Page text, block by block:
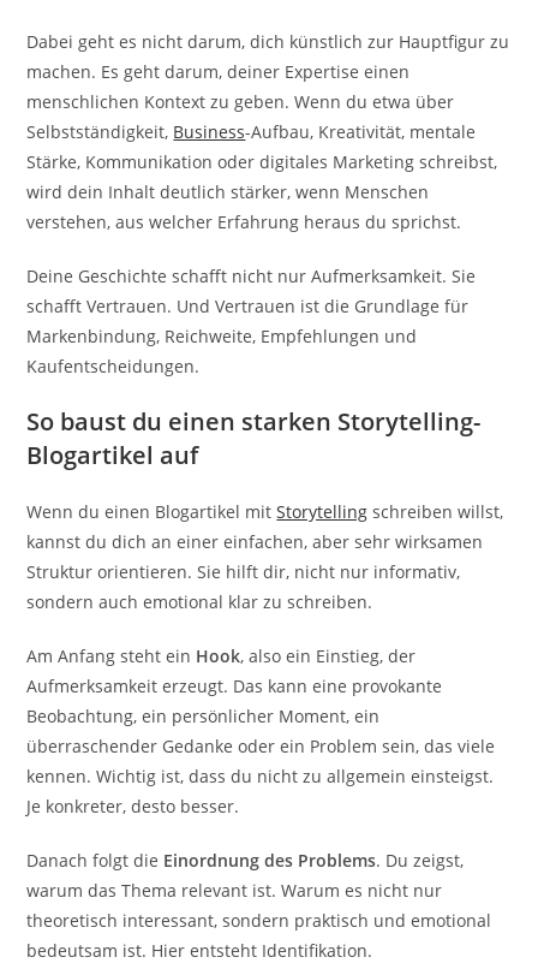
Dabei geht es nicht darum, dich künstlich zur Hauptfigur zu
machen. Es geht darum, deiner Expertise einen
menschlichen Kontext zu geben. Wenn du etwa über
Selbstständigkeit, Business-Aufbau, Kreativität, mentale
Stärke, Kommunikation oder digitales Marketing schreibst,
wird dein Inhalt deutlich stärker, wenn Menschen
verstehen, aus welcher Erfahrung heraus du sprichst.
Deine Geschichte schafft nicht nur Aufmerksamkeit. Sie
schafft Vertrauen. Und Vertrauen ist die Grundlage für
Markenbindung, Reichweite, Empfehlungen und
Kaufentscheidungen.
So baust du einen starken Storytelling-
Blogartikel auf
Wenn du einen Blogartikel mitStorytelling schreiben willst,
kannst du dich an einer einfachen, aber sehr wirksamen
Struktur orientieren. Sie hilft dir, nicht nur informativ,
sondern auch emotional klar zu schreiben.
Am Anfang steht ein Hook, also ein Einstieg, der
Aufmerksamkeit erzeugt. Das kann eine provokante
Beobachtung, ein persönlicher Moment, ein
überraschender Gedanke oder ein Problem sein, das viele
kennen. Wichtig ist, dass du nicht zu allgemein einsteigst.
Je konkreter, desto besser.
Danach folgt die Einordnung des Problems. Du zeigst,
warum das Thema relevant ist. Warum es nicht nur
theoretisch interessant, sondern praktisch und emotional
bedeutsam ist. Hier entsteht Identifikation.